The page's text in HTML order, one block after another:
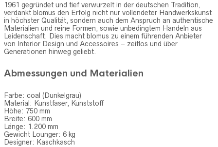
1961 gegründet und tief verwurzelt in der deutschen Tradition,
verdankt blomus den Erfolg nicht nur vollendeter Handwerkskunst
in höchster Qualität, sondern auch dem Anspruch an authentische
Materialien und reine Formen, sowie unbedingtem Handeln aus
Leidenschaft. Dies macht blomus zu einem führenden Anbieter
von Interior Design und Accessoires – zeitlos und über
Generationen hinweg geliebt.
Abmessungen und Materialien
Farbe: coal (Dunkelgrau)
Material: Kunstfaser, Kunststoff
Höhe: 750 mm
Breite: 600 mm
Länge: 1.200 mm
Gewicht Lounger: 6 kg
Designer: Kaschkasch